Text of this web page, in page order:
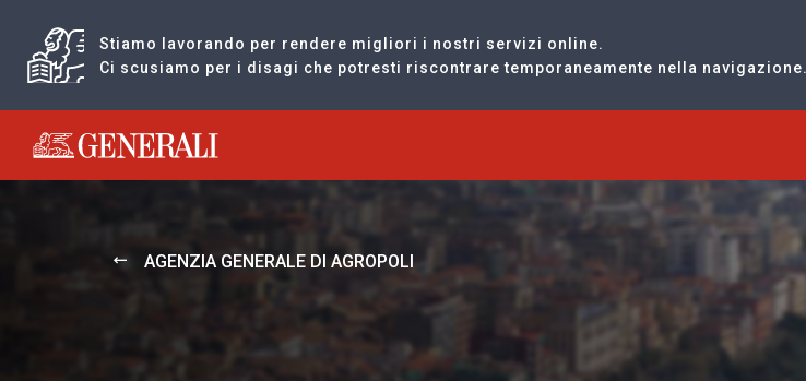
Stiamo lavorando per rendere migliori i nostri servizi online.
Ci scusiamo per i disagi che potresti riscontrare temporaneamente nella navigazione.
Generali logo
AGENZIA GENERALE DI AGROPOLI